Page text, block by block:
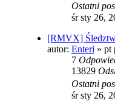
Ostatni
śr sty 26,
[RMVX]
autor: Enteri » pt
7
13829
Ostatni
śr sty 26,